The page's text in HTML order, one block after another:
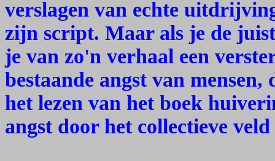
verslagen van echte
zijn script. Maar als je de
je van zo'n verhaal een
bestaande angst van
het lezen van het boek
angst door het collectieve